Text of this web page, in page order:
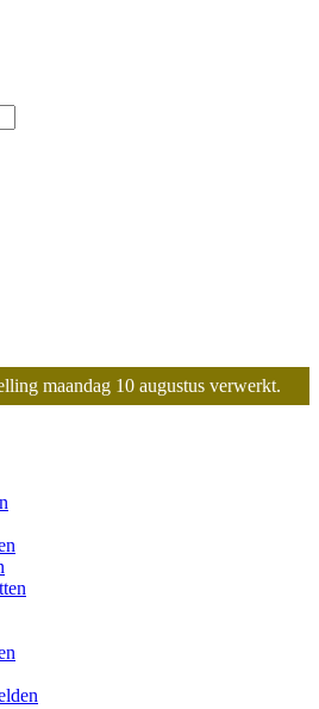
maandag 10 augustus verwerkt.